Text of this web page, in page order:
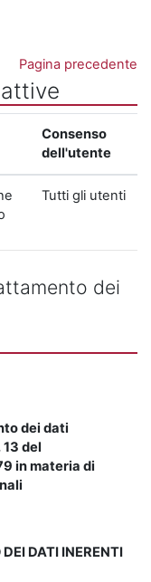
Pagina precedente
Consenso
dell'utente
Tutti gli utenti
dei
dei dati
del
in materia di
DATI INERENTI